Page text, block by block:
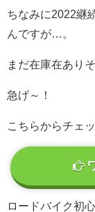
ちなみに2022継
んですが…。
まだ在庫在ありそ
急げ～！
こちらからチェ
ロードバイク初